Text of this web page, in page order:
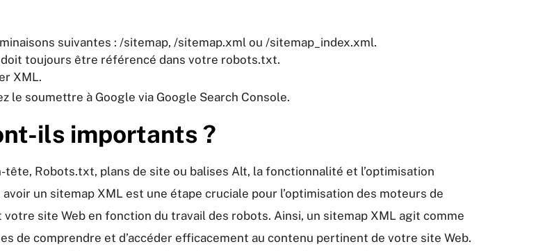
suivantes : /sitemap, /sitemap.xml ou /sitemap_index.xml.
toujours être référencé dans votre robots.txt.
XML.
le soumettre à Google via Google Search Console.
ils importants ?
tête, Robots.txt, plans de site ou balises Alt, la fonctionnalité et l’optimisation
un sitemap XML est une étape cruciale pour l’optimisation des moteurs de
site Web en fonction du travail des robots. Ainsi, un sitemap XML agit comme
de comprendre et d’accéder efficacement au contenu pertinent de votre site Web.